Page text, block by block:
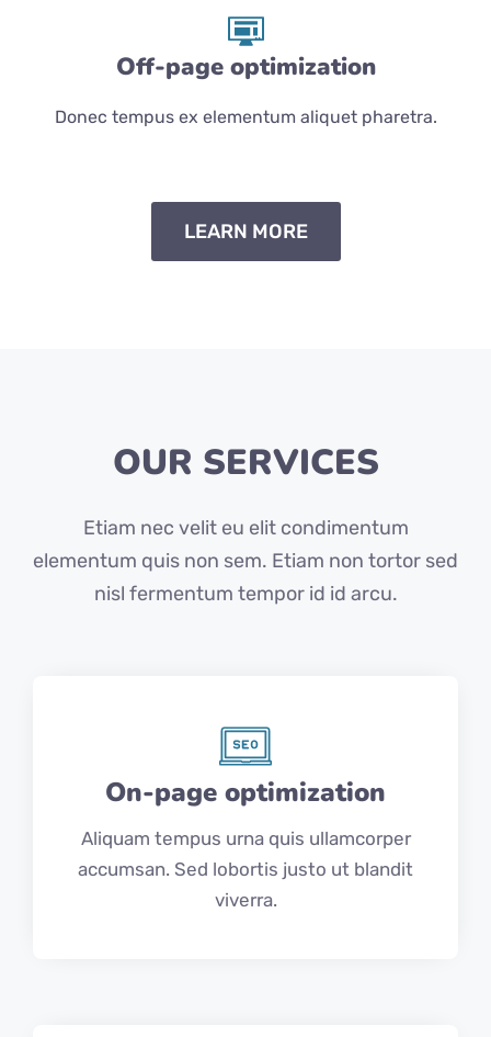
Off-page optimization
Donec tempus ex elementum aliquet pharetra.
LEARN MORE
OUR SERVICES
Etiam nec velit eu elit condimentum
elementum quis non sem. Etiam non tortor sed
nisl fermentum tempor id id arcu.
On-page optimization
Aliquam tempus urna quis ullamcorper
accumsan. Sed lobortis justo ut blandit
viverra.